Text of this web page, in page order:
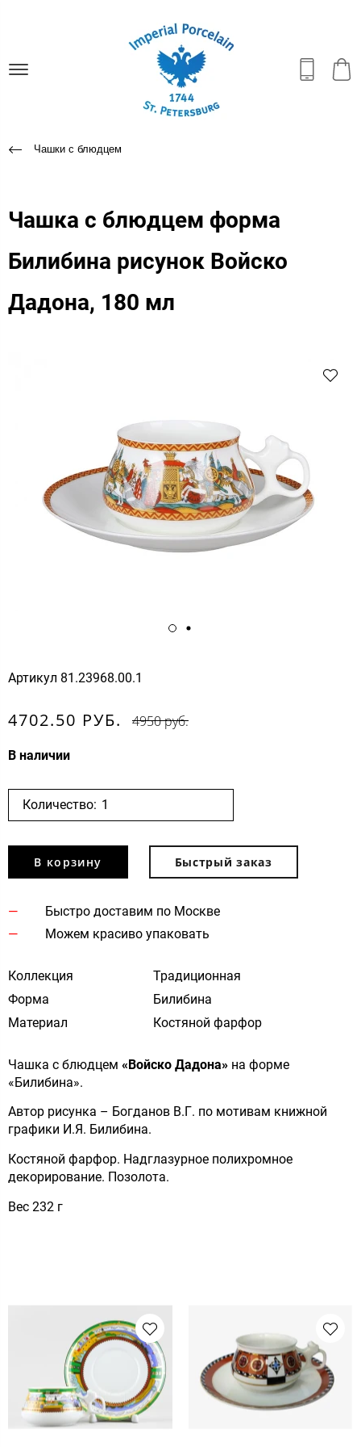
Чашки с блюдцем
Чашка с блюдцем форма
Билибина рисунок Войско
Дадона, 180 мл
Артикул 81.23968.00.1
4702.50 РУБ. 4950 руб.
В наличии
Количество:
В корзину Быстрый заказ
Быстро доставим по Москве
Можем красиво упаковать
Коллекция
Традиционная
Форма
Билибина
Материал
Костяной фарфор
Чашка с блюдцем «Войско Дадона» на форме
«Билибина».
Автор рисунка – Богданов В.Г. по мотивам книжной
графики И.Я. Билибина.
Костяной фарфор. Надглазурное полихромное
декорирование. Позолота.
Вес 232 г